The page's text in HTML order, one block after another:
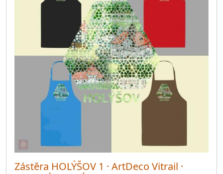
Zástěra HOLÝŠOV 1 · ArtDeco Vitrail ·